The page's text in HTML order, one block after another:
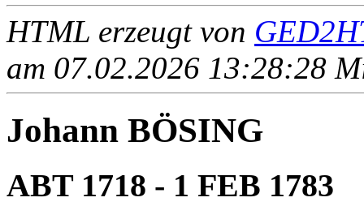
HTML erzeugt von
am 07.02.2026 13:28:28
Johann BÖSING
ABT 1718 - 1 FEB 1783